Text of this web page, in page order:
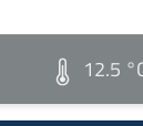
12.5